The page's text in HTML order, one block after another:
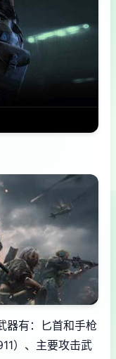
器有：匕首和手枪
）、主要攻击武